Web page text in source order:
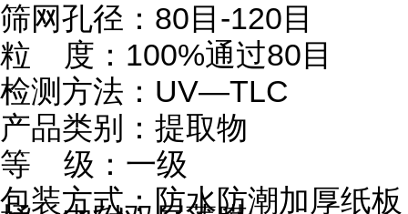
筛网孔径： 80目 -120目
粒 度： 100%通过80目
检测方法： UV—TLC
产品类别：提取物
等 级：一级
包装方式：防水防潮加厚纸板